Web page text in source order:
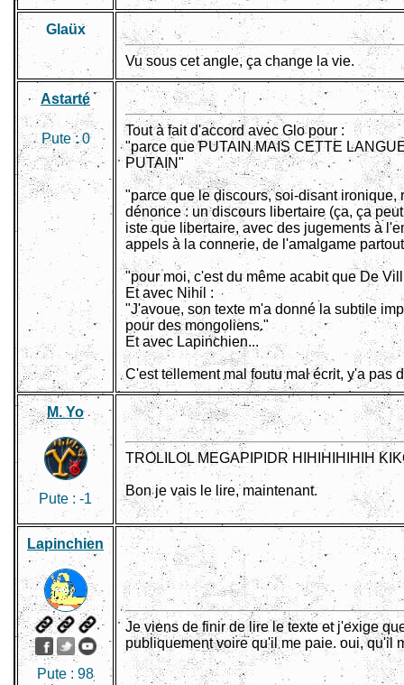
Glaüx
Vu sous cet angle, ça change la vie.
Astarté
Pute :0
Tout à fait d'accord avec Glo pour :
"parce que PUTAIN MAIS CETTE
PUTAIN"
"parce que le discours, soi-disant
dénonce : un discours libertaire (ça, ça
iste que libertaire, avec des jugements à
appels à la connerie, de l'amalgame
"pour moi, c'est du même acabit que De
Et avec Nihil :
"J'avoue, son texte m'a donné la subtile
pour des mongoliens."
Et avec Lapinchien...
C'est tellement mal foutu mal écrit, y'a pas
M. Yo
Pute : -1
TROLILOL MEGAPIPIDR HIHIHIHIHIH
Bon je vais le lire, maintenant.
Lapinchien
Pute : 98
Je viens de finir de lire le texte et j'exige
publiquement voire qu'il me paie. oui, qu'il